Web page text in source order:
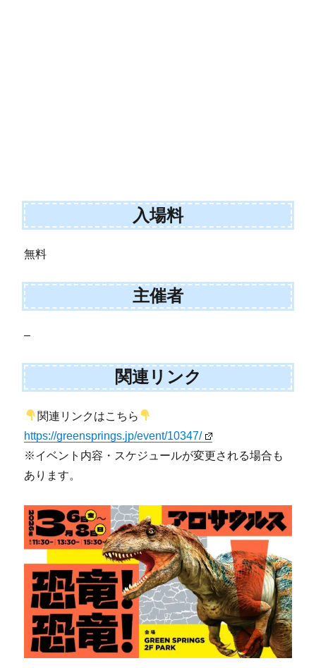
入場料
無料
主催者
–
関連リンク
関連リンクはこちら
https://greensprings.jp/event/10347/
※イベント内容・スケジュールが変更される場合も
あります。